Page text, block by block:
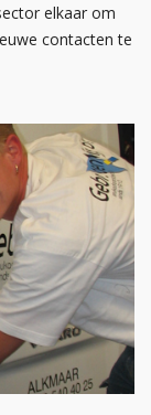
elkaar om
contacten te